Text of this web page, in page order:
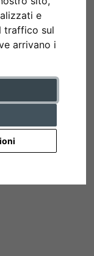
e
traffico sul
arrivano i